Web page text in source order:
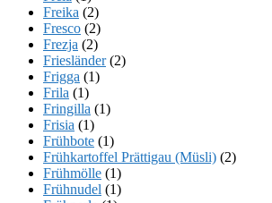
Freika (2)
Fresco (2)
Frezja (2)
Friesländer(2)
Frigga (1)
Frila (1)
Fringilla (1)
Frisia (1)
Frühbote (1)
Frühkartoffel Prättigau (Müsli) (2)
Frühmölle (1)
Frühnudel (1)